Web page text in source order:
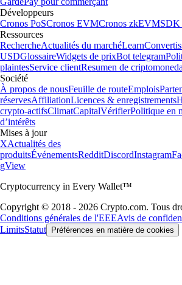
Développeurs
Cronos PoSCronos EVMCronos zkEVMSDK
Ressources
RechercheActualités du marchéLearn
USDGlossaireWidgets de prixBot telegram
plaintesService clientResumen de
Société
À propos de nousFeuille de routeEmplois
réservesAffiliationLicences & enregistrements
crypto-actifsClimatCapitalVérifierPolitique en
d’intérêts
Mises à jour
XActualités des
produitsÉvénementsRedditDiscordInstagram
gView
Cryptocurrency in Every Wallet™
Copyright © 2018 - 2026 Crypto.com. Tous
Conditions générales de l'EEEAvis de
LimitsStatut Préférences en matière de cookies